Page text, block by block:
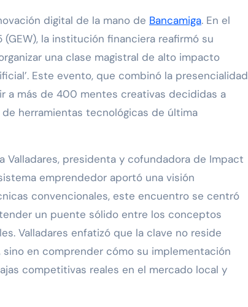
digital de la mano de Bancamiga. En el
la institución financiera reafirmó su
una clase magistral de alto impacto
Este evento, que combinó la presencialidad
a más de 400 mentes creativas decididas a
herramientas tecnológicas de última
presidenta y cofundadora de Impact
emprendedor aportó una visión
convencionales, este encuentro se centró
un puente sólido entre los conceptos
Valladares enfatizó que la clave no reside
en comprender cómo su implementación
competitivas reales en el mercado local y